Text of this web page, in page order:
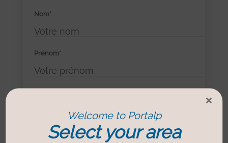
Nom*
Prénom*
Téléphone*
×
Welcome to Portalp
Select your area